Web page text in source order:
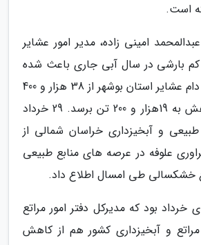
است.
30 اردیبهشت 1400 عبدالمحمد امینی زاده، مدیر امور عشایر
بارشی در سال آبی جاری باعث شده
اندازه فراوری علوفه دام عشایر استان بوشهر از 38 هزار و 400
تن با 50 درصد کاهش به 19هزار و 200 تن برسد. 29 خرداد
طبیعی و آبخیزداری خراسان شمالی از
فراوری علوفه در عرصه های منابع طبیعی
خشکسالی طی امسال اطلاع داد.
خرداد بود که مدیرکل دفتر امور مراتع
و آبخیزداری کشور هم از کاهش